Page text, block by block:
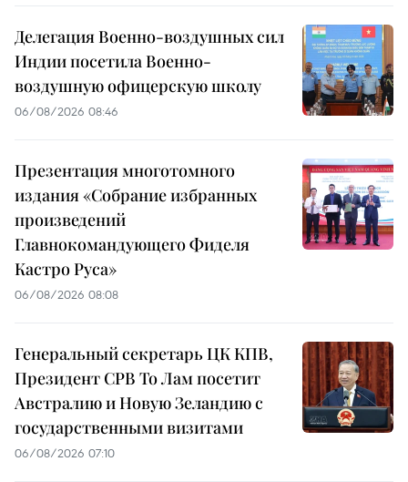
Делегация Военно-воздушных сил
Индии посетила Военно-
воздушную офицерскую школу
06/08/2026 08:46
Презентация многотомного
издания «Собрание избранных
произведений
Главнокомандующего Фиделя
Кастро Руса»
06/08/2026 08:08
Генеральный секретарь ЦК КПВ,
Президент СРВ То Лам посетит
Австралию и Новую Зеландию с
государственными визитами
06/08/2026 07:10